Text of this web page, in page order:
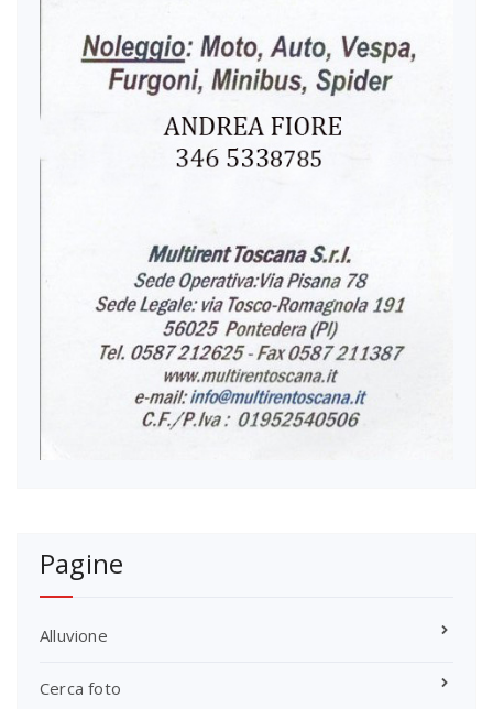
Pagine
Alluvione
Cerca foto